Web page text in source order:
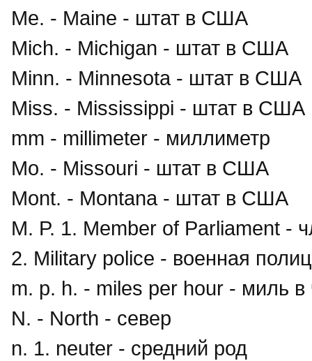
Me. - Maine - штат в США
Mich. - Michigan - штат в США
Minn. - Minnesota - штат в США
Miss. - Mississippi - штат в США
mm - millimeter - миллиметр
Mo. - Missouri - штат в США
Mont. - Montana - штат в США
M. P. 1. Member of Parliament -
2. Military police - военная
m. p. h. - miles per hour - миль
N. - North - север
n. 1. neuter - средний род